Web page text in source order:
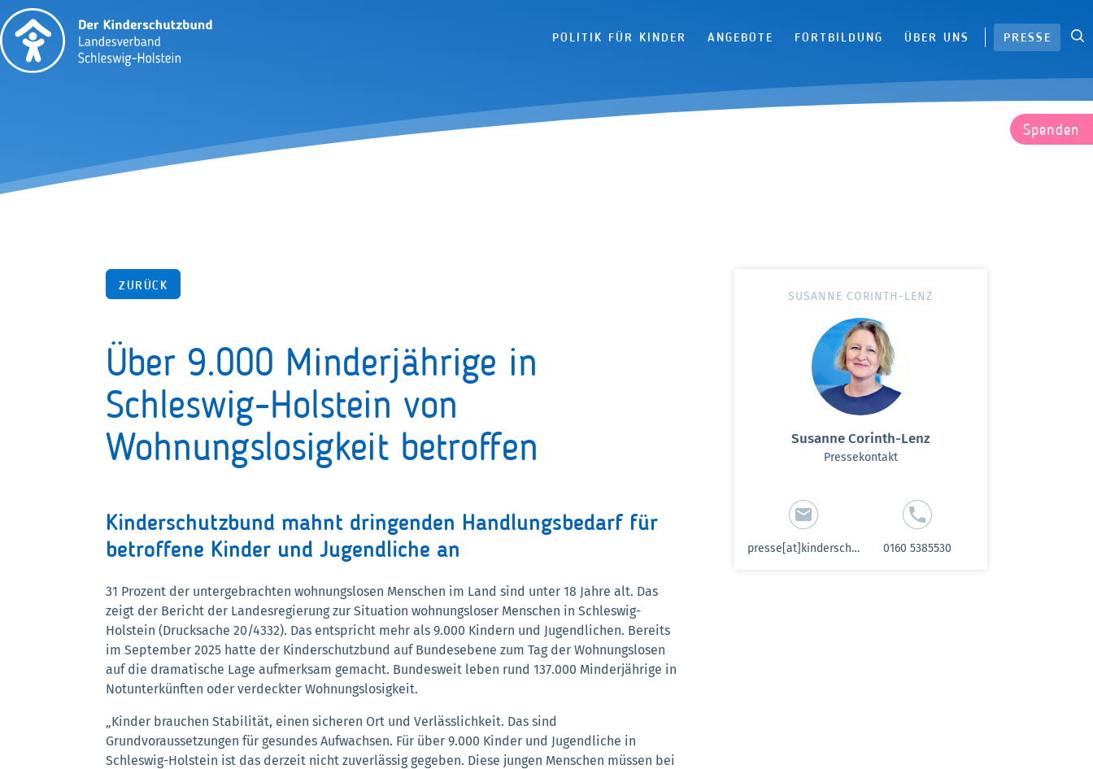
POLITIK FÜR KINDER ANGEBOTE FORTBILDUNG ÜBER UNS PRESSE
Spenden
ZURÜCK
Über 9.000 Minderjährige in
Schleswig-Holstein von
Wohnungslosigkeit betroffen
Kinderschutzbund mahnt dringenden Handlungsbedarf für
betroffene Kinder und Jugendliche an
31 Prozent der untergebrachten wohnungslosen Menschen im Land sind unter 18 Jahre alt. Das
zeigt der Bericht der Landesregierung zur Situation wohnungsloser Menschen in Schleswig-
Holstein (Drucksache 20/4332). Das entspricht mehr als 9.000 Kindern und Jugendlichen. Bereits
im September 2025 hatte der Kinderschutzbund auf Bundesebene zum Tag der Wohnungslosen
auf die dramatische Lage aufmerksam gemacht. Bundesweit leben rund 137.000 Minderjährige in
Notunterkünften oder verdeckter Wohnungslosigkeit.
„Kinder brauchen Stabilität, einen sicheren Ort und Verlässlichkeit. Das sind
Grundvoraussetzungen für gesundes Aufwachsen. Für über 9.000 Kinder und Jugendliche in
Schleswig-Holstein ist das derzeit nicht zuverlässig gegeben. Diese jungen Menschen müssen bei
SUSANNE CORINTH-LENZ
Susanne Corinth-Lenz
Pressekontakt
presse[at]kinderschutzbund-sh.de 0160 5385530